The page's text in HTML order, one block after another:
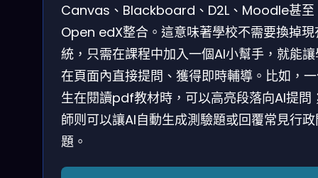
Canvas、Blackboard、D2L、Moodle甚至
Open edX整合。這意味著學校不需要換掉現
統，只需在課程中加入一個AI小幫手，就能
在頁面內直接提問、獲得即時輔導。比如，
生在閱讀pdf教材時，可以高亮段落向AI提問
師则可以讓AI自動生成測驗題或回覆常見行
題。